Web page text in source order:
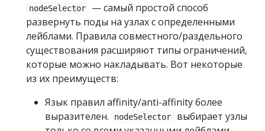
nodeSelector
— самый простой способ
развернуть поды на узлах с определенными
лейблами. Правила совместного/раздельного
существования расширяют типы ограничений,
которые можно накладывать. Вот некоторые
из их преимуществ:
Язык правил affinity/anti-affinity более
выразителен.
nodeSelector
выбирает узлы